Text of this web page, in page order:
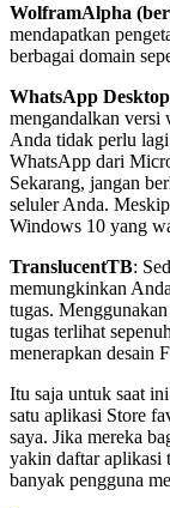
WolframAlpha
mendapatkan
berbagai domain
WhatsApp Desktop
mengandalkan versi
Anda tidak perlu
WhatsApp dari
Sekarang, jangan
seluler Anda.
Windows 10 yang
TranslucentTB:
memungkinkan
tugas.
tugas terlihat
menerapkan desain
Itu saja untuk saat
satu aplikasi Store
saya. Jika mereka
yakin daftar aplikasi
banyak pengguna